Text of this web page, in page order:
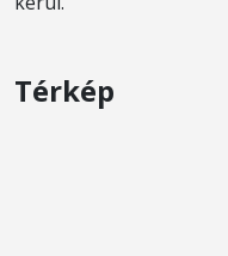
Térkép